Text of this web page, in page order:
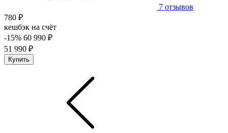
7 отзывов
780 ₽
кешбэк на счёт
-15% 60 990 ₽
51 990 ₽
Купить